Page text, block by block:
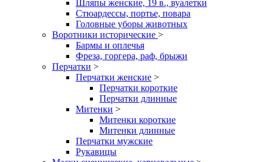
Шляпы женские, 19 в., вуалетки
Стюардессы, портье, повара
Головные уборы животных
Воротники исторические >
Бармы и оплечья
Фреза, горгера, раф, брыжи
Перчатки >
Перчатки женские >
Перчатки короткие
Перчатки длинные
Митенки >
Митенки короткие
Митенки длинные
Перчатки мужские
Рукавицы